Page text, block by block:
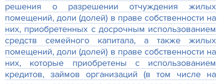
решения о разрешении отчуждения жилых
помещений, доли (долей) в праве собственности на
них, приобретенных с досрочным использованием
средств семейного капитала, а также жилых
помещений, доли (долей) в праве собственности на
них, которые приобретены с использованием
кредитов, займов организаций (в том числе на